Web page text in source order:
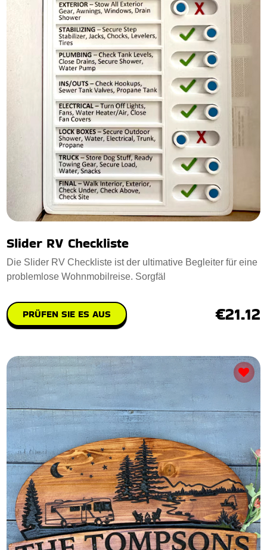
Slider RV Checkliste
Die Slider RV Checkliste ist der ultimative Begleiter für eine
problemlose Wohnmobilreise. Sorgfäl
PRÜFEN SIE ES AUS €21.12